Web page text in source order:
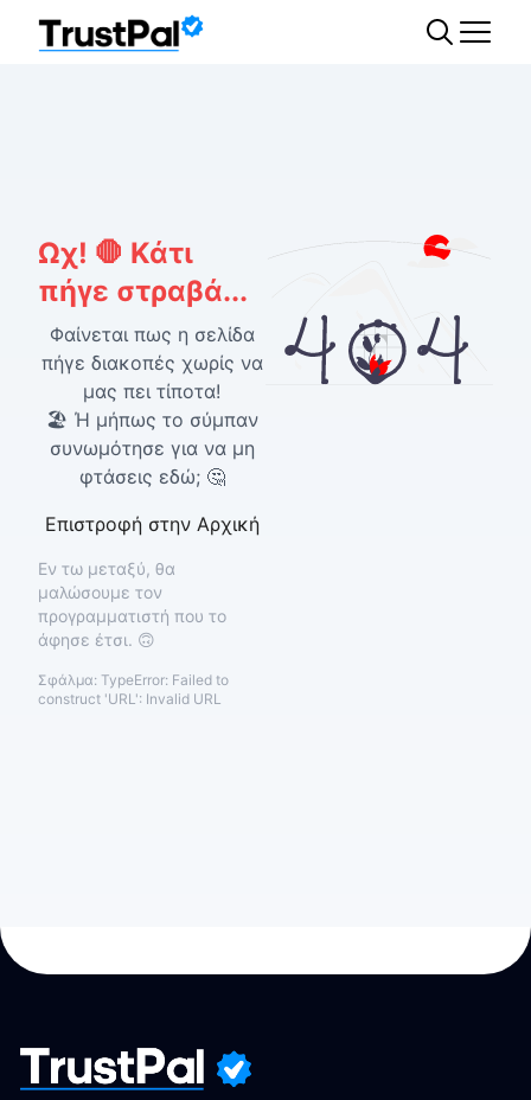
Ωχ! 🛑 Κάτι
πήγε στραβά...
Φαίνεται πως η σελίδα
πήγε διακοπές χωρίς να
μας πει τίποτα!
🏖️ Ή μήπως το σύμπαν
συνωμότησε για να μη
φτάσεις εδώ; 🤔
Επιστροφή στην Αρχική
Εν τω μεταξύ, θα
μαλώσουμε τον
προγραμματιστή που το
άφησε έτσι. 🙃
Σφάλμα: TypeError: Failed to
construct 'URL': Invalid URL